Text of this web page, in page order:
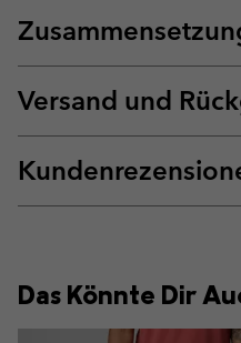
Versand und
Das Könnte Dir